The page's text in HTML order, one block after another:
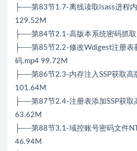
├──第83节1.7-离线读取lsass进程
129.52M
├──第84节2.1-高版本系统密码抓
├──第85节2.2-修改Wdigest注册表
码.mp4 99.72M
├──第86节2.3-内存注入SSP获取高
101.64M
├──第87节2.4-注册表添加SSP获取
63.62M
├──第88节3.1-域控账号密码文件
46.94M